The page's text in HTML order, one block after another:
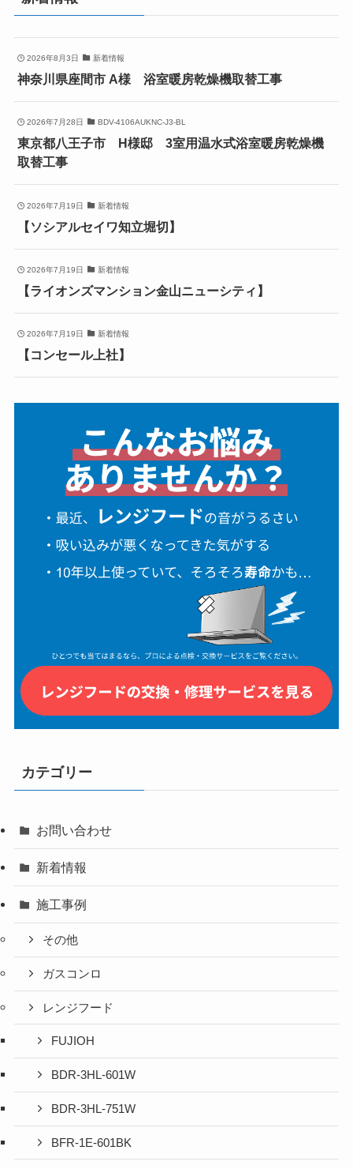
2026年8月3日 新着情報
神奈川県座間市 A様 浴室暖房乾燥機取替工事
2026年7月28日 BDV-4106AUKNC-J3-BL
東京都八王子市 H様邸 3室用温水式浴室暖房乾燥機
取替工事
2026年7月19日 新着情報
【ソシアルセイワ知立堀切】
2026年7月19日 新着情報
【ライオンズマンション金山ニューシティ】
2026年7月19日 新着情報
【コンセール上社】
カテゴリー
お問い合わせ
新着情報
施工事例
その他
ガスコンロ
レンジフード
FUJIOH
BDR-3HL-601W
BDR-3HL-751W
BFR-1E-601BK